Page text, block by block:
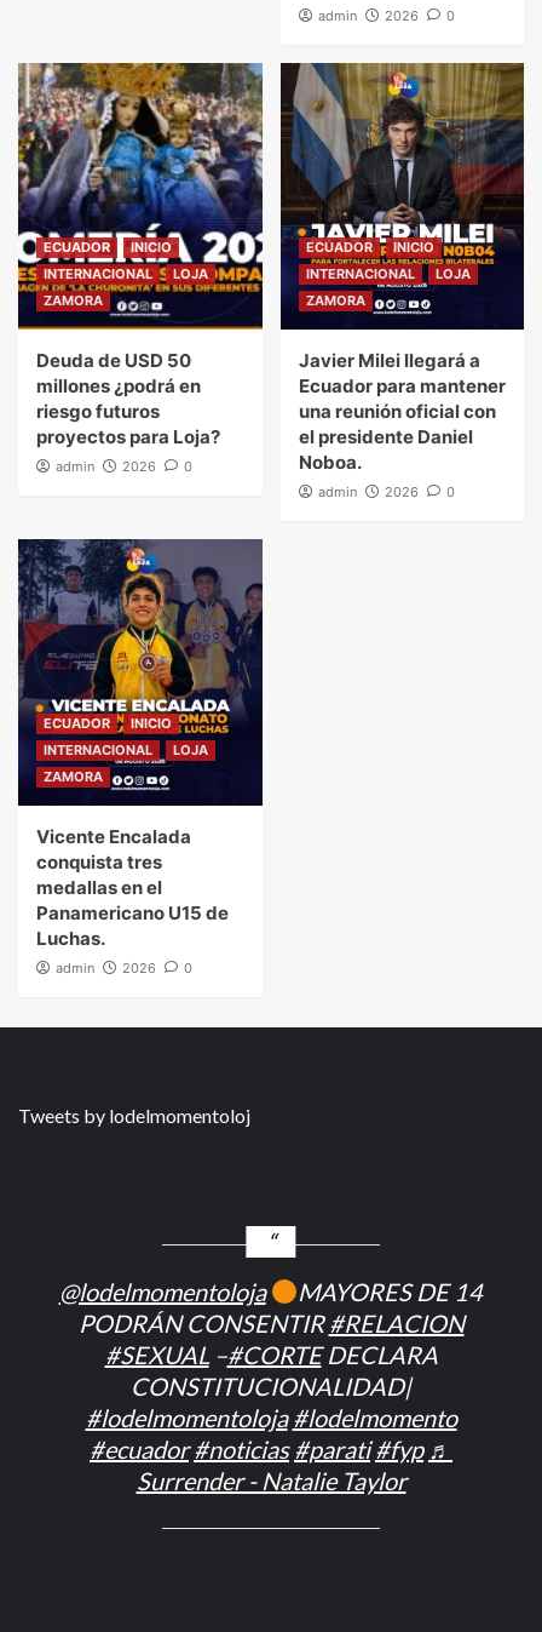
admin 2026 0
ECUADOR
INICIO
INTERNACIONAL
LOJA
ZAMORA
Deuda de USD 50
millones ¿podrá en
riesgo futuros
proyectos para Loja?
admin 2026 0
ECUADOR
INICIO
INTERNACIONAL
LOJA
ZAMORA
Javier Milei llegará a
Ecuador para mantener
una reunión oficial con
el presidente Daniel
Noboa.
admin 2026 0
ECUADOR
INICIO
INTERNACIONAL
LOJA
ZAMORA
Vicente Encalada
conquista tres
medallas en el
Panamericano U15 de
Luchas.
admin 2026 0
Tweets by lodelmomentoloj
@lodelmomentoloja
MAYORES DE 14
PODRÁN CONSENTIR#RELACION
#SEXUAL–#CORTEDECLARA
CONSTITUCIONALIDAD|
#lodelmomentoloja #lodelmomento
#ecuador #noticias #parati #fyp ♬
Surrender - Natalie Taylor